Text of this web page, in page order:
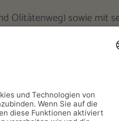
sowie mit
Ausgangspunkt für
& GPS-Schatzsuche an.